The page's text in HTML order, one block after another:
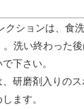
クションは、食
洗い終わった
下さい。
研磨剤入りの
ます。